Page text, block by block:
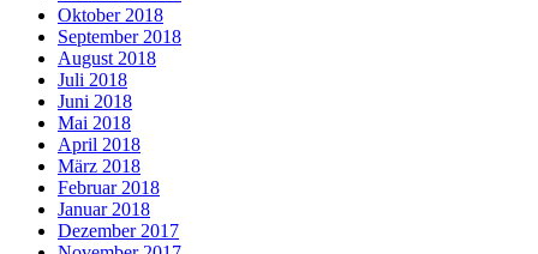
Oktober 2018
September 2018
August 2018
Juli 2018
Juni 2018
Mai 2018
April 2018
März 2018
Februar 2018
Januar 2018
Dezember 2017